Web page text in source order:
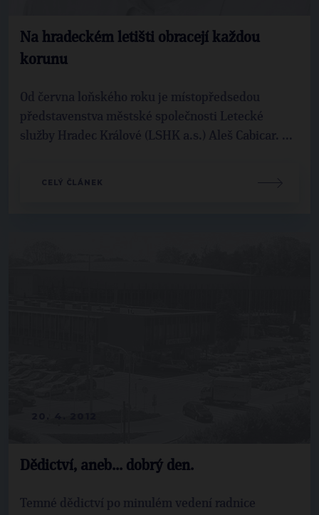
Na hradeckém letišti obracejí každou
korunu
Od června loňského roku je místopředsedou
představenstva městské společnosti Letecké
služby Hradec Králové (LSHK a.s.) Aleš Cabicar. ...
CELÝ ČLÁNEK
Dědictví, aneb... dobrý den.
Temné dědictví po minulém vedení radnice